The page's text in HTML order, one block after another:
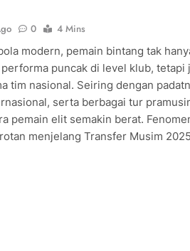
0
4 Mins
modern, pemain bintang tak
puncak di level klub, tetapi
tim nasional. Seiring dengan
serta berbagai tur
pemain elit semakin berat.
menjelang Transfer Musim